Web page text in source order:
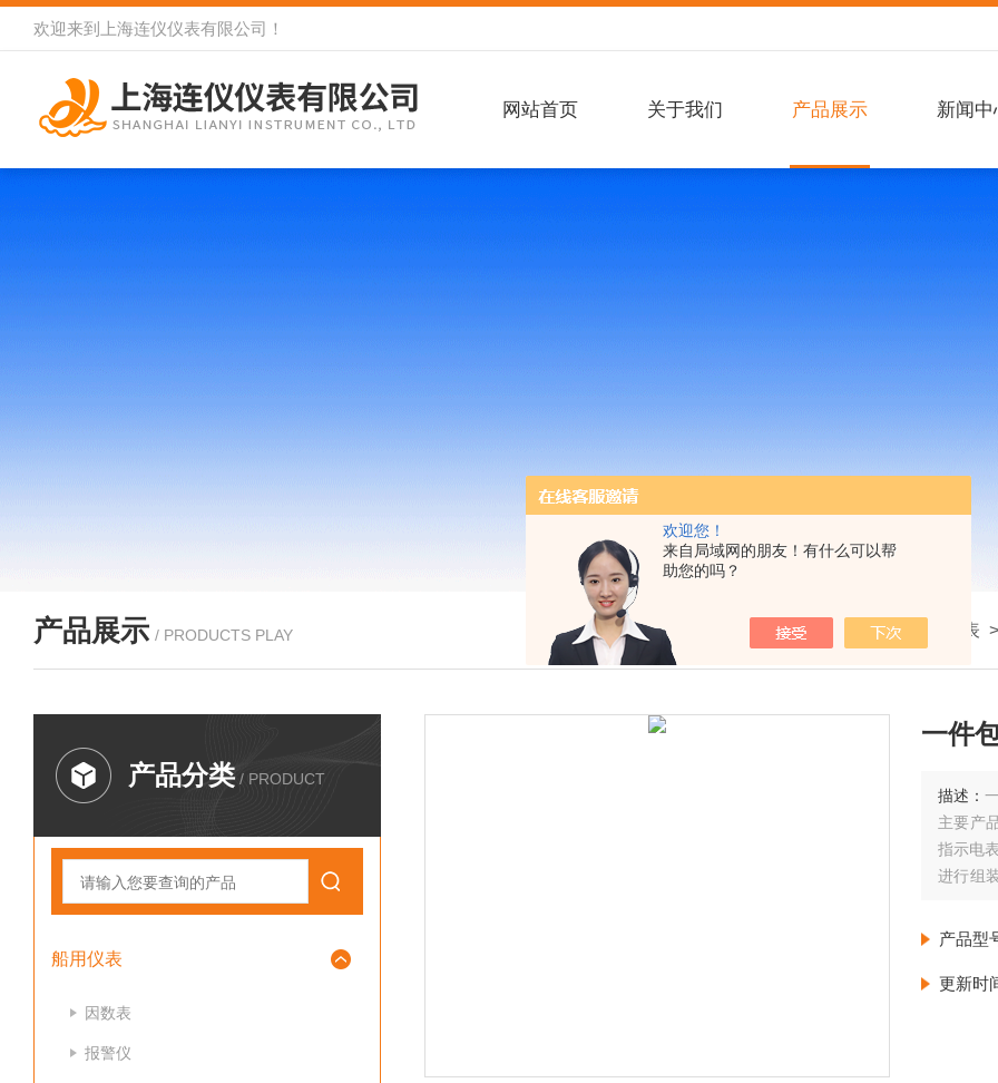
欢迎您！
来自局域网的朋友！有什么可以帮
助您的吗？
欢迎来到 上海连仪仪表有限公司 ！
网站首页 关于我们 产品展示 新闻中
产品展示 / PRODUCTS PLAY 我的位置： 首页> 产品展示> 船用仪表 >
产品分类 / PRODUCT
船用仪表
因数表
报警仪
一件
描述：
主要产
指示电
进行组
美国
产品型
更新时